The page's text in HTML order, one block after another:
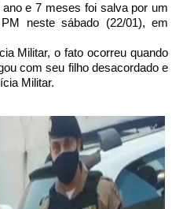
e 7 meses foi salva por um
neste sábado (22/01), em
Militar, o fato ocorreu quando
com seu filho desacordado e
Militar.